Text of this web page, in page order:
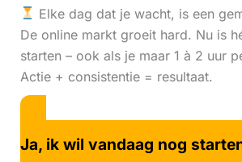
Elke dag dat je wacht, is een
De online markt groeit hard. Nu is
starten – ook als je maar 1 à 2 uur
Actie + consistentie = resultaat.
Ja, ik wil vandaag nog